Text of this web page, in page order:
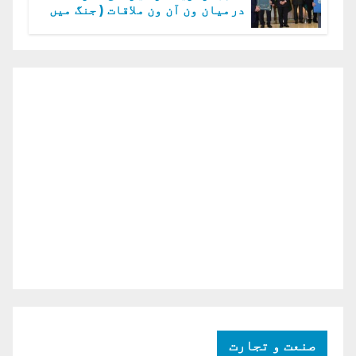
درمیان ون آن ون ملاقات ( جنگ میں
صنعت و تجارت